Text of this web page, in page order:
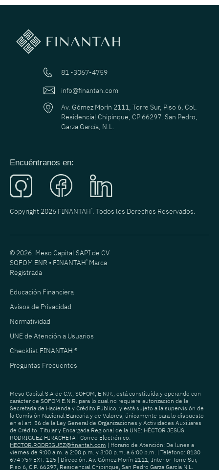
81 -3067-4759
info@finantah.com
Av. Gómez Morín 2111, Torre Sur, Piso 6, Col.
Residencial Chipinque, CP 66297. San Pedro,
Garza García, N.L.
Encuéntranos en:
Copyright 2026 FINANTAH®. Todos los Derechos Reservados.
© 2026. Meso Capital SAPI de CV
SOFOM ENR • FINANTAH® Marca
Registrada
Educación Financiera
Avisos de Privacidad
Normatividad
UNE de Atención a Usuarios
Checklist FINANTAH ®
Preguntas Frecuentes
Meso Capital S.A de C.V., SOFOM, E.N.R., está constituida y operando con
carácter de SOFOM E.N.R. para lo cual no requiere autorización de la
Secretaría de Hacienda y Crédito Público, y está sujeto a la supervisión de
la Comisión Nacional Bancaria y de Valores, únicamente para lo dispuesto
en el art. 56 de la Ley General de Organizaciones y Actividades Auxiliares
de Crédito. Titular y Encargada Regional de la UNE: HÉCTOR JESÚS
RODRIGUEZ HIRACHETA | Correo Electrónico:
HECTOR.RODRIGUEZ@finantah.com | Horario de Atención: De lunes a
viernes de 9:00 a.m. a 2:00 p.m. y 3:00 p.m. a 6:00 p.m. | Teléfono: 8130
674 759 EXT. 125 | Dirección: Av. Gómez Morín 2111, Interior Torre Sur,
Piso 6, C.P. 66297, Residencial Chipinque, San Pedro Garza García N.L.